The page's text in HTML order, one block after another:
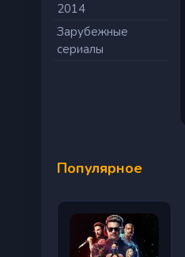
2014
Зарубежные
сериалы
Популярное